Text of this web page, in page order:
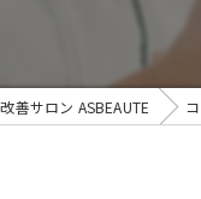
善サロン ASBEAUTE